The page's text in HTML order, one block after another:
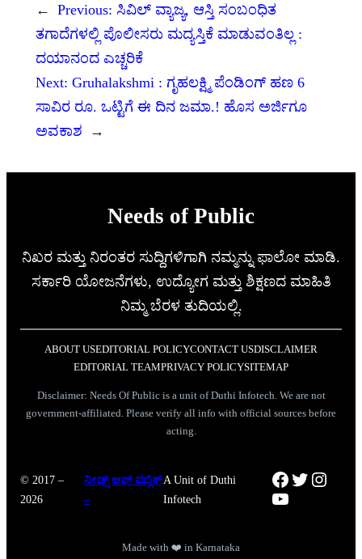
← Previous: ಸಿವಿಲ್ ವ್ಯಾಜ್ಯ, ಆಸ್ತಿ ಸಂಬಂಧಿತ
ತಗಾದೆಗಳಲ್ಲಿ ಪೊಲೀಸರು ಮದ್ಯಸ್ತಿಕೆ ಮಾಡುವಂತಿಲ್ಲ :
ದಯಾನಂದ ಎಚ್ಚರಿಕೆ
Next: Gruhalakshmi : ಗೃಹಲಕ್ಷ್ಮಿ ಪೆಂಡಿಂಗ್ ಹಣ 6
ಸಾವಿರ ರೂ. ಒಟ್ಟಿಗೆ ಈ ದಿನ ಜಮಾ.! ಹೊಸ ಅರ್ಜಿಗೂ
ಅವಕಾಶ
→
Needs of Public
ನಿಖರ ಮತ್ತು ನಿರಂತರ ಸುದ್ದಿಗಳಿಗಾಗಿ ನಮ್ಮನ್ನು ಫಾಲೋ ಮಾಡಿ.
ಸರ್ಕಾರಿ ಯೋಜನೆಗಳು, ಉದ್ಯೋಗ ಮತ್ತು ಶಿಕ್ಷಣದ ಮಾಹಿತಿ
ನಿಮ್ಮ ಬೆರಳ ತುದಿಯಲ್ಲಿ.
ABOUT USEDITORIAL POLICYCONTACT USDISCLAIMER
EDITORIAL TEAMPRIVACY POLICYSITEMAP
Disclaimer: Needs Of Public is a unit of Duthi Infotech. We are not
government-affiliated. Please verify all info with official sources before
acting.
© 2017 –
2026
ನೀಡ್ಸ್ ಆಫ್ ಪಬ್ಲಿಕ್
–
A Unit of Duthi
Infotech
Facebook
Twitter
YouTube
Made with ❤️ in Karnataka